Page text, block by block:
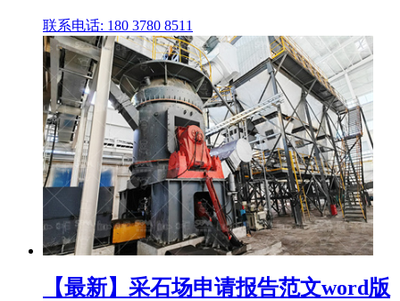
联系电话: 180 3780 8511
【最新】采石场申请报告范文word版